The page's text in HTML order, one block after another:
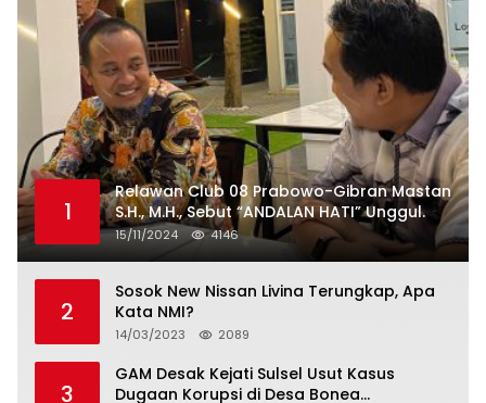
1
Relawan Club 08 Prabowo-Gibran Mastan
S.H., M.H., Sebut “ANDALAN HATI” Unggul.
15/11/2024 4146
2
Sosok New Nissan Livina Terungkap, Apa
Kata NMI?
14/03/2023 2089
3
GAM Desak Kejati Sulsel Usut Kasus
Dugaan Korupsi di Desa Bonea